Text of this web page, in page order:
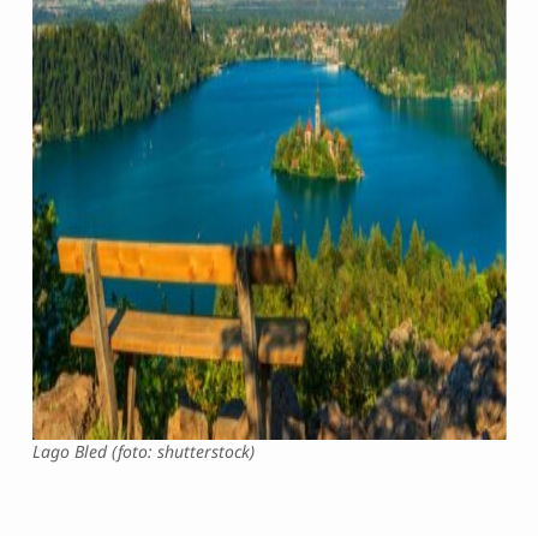
Lago Bled (foto: shutterstock)